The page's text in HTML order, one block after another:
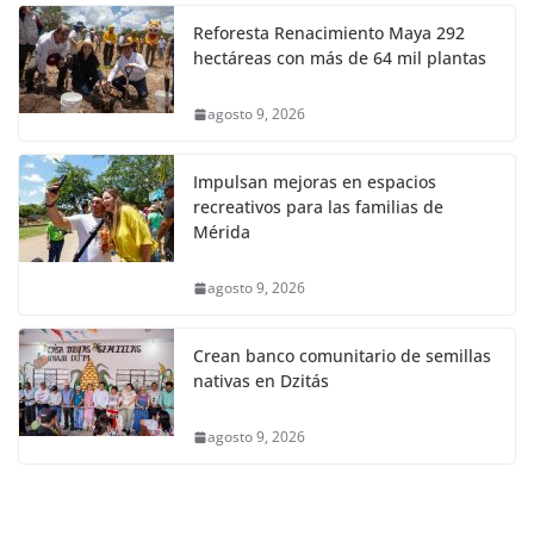
Reforesta Renacimiento Maya 292
hectáreas con más de 64 mil plantas
agosto 9, 2026
Impulsan mejoras en espacios
recreativos para las familias de
Mérida
agosto 9, 2026
Crean banco comunitario de semillas
nativas en Dzitás
agosto 9, 2026